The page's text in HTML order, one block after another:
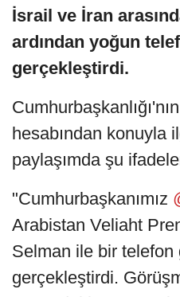
İsrail ve İran
ardından yoğun
gerçekleştirdi.
hesabından konuyla
paylaşımda şu
"Cumhurbaşkanımız
Arabistan Veliaht
Selman ile bir telefon
gerçekleştirdi.